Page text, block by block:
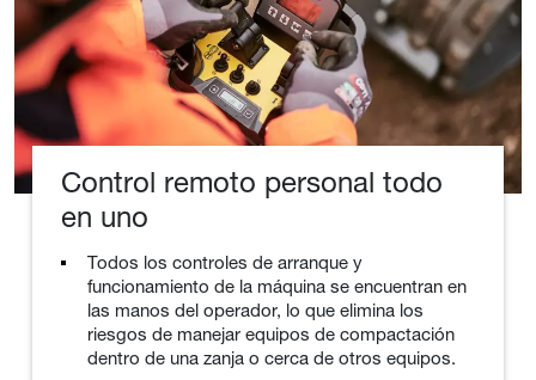
Control remoto personal todo
en uno
Todos los controles de arranque y
funcionamiento de la máquina se encuentran en
las manos del operador, lo que elimina los
riesgos de manejar equipos de compactación
dentro de una zanja o cerca de otros equipos.